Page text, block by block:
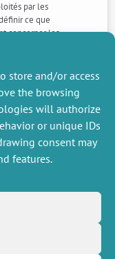
store and/or access
the browsing
will authorize
or unique IDs
consent may
features.
par les
ce que
concerner les
PREVIOUS
NEWS
(Twitter)